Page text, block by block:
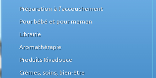
Préparation à l'accouchement
Pour bébé et pour maman
Librairie
Aromathérapie
Produits Rivadouce
Crèmes, soins, bien-être